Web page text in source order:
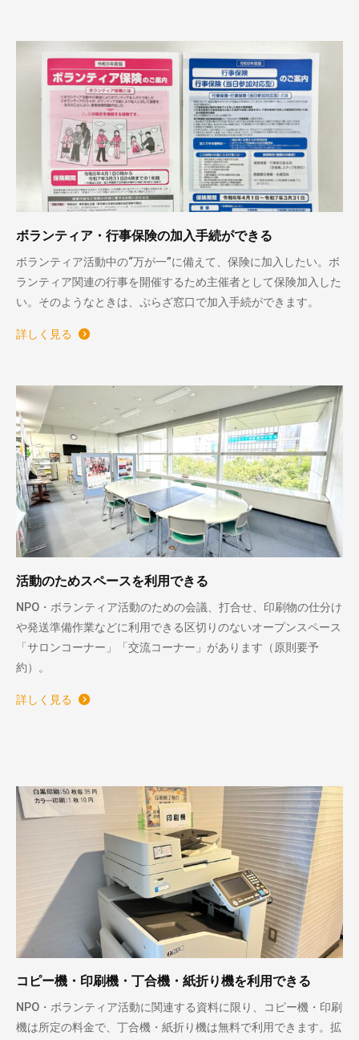
ボランティア・行事保険の加入手続ができる
ボランティア活動中の“万が一”に備えて、保険に加入したい。ボ
ランティア関連の行事を開催するため主催者として保険加入した
い。そのようなときは、ぷらざ窓口で加入手続ができます。
詳しく見る
活動のためスペースを利用できる
NPO・ボランティア活動のための会議、打合せ、印刷物の仕分け
や発送準備作業などに利用できる区切りのないオープンスペース
「サロンコーナー」「交流コーナー」があります（原則要予
約）。
詳しく見る
コピー機・印刷機・丁合機・紙折り機を利用できる
NPO・ボランティア活動に関連する資料に限り、コピー機・印刷
機は所定の料金で、丁合機・紙折り機は無料で利用できます。拡